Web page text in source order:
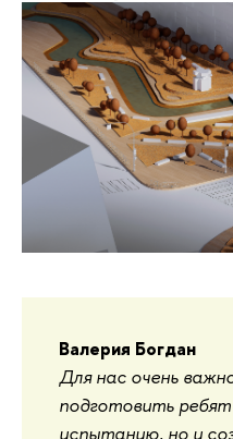
Валерия Богдан
Для нас очень
подготовить
испытанию, но и